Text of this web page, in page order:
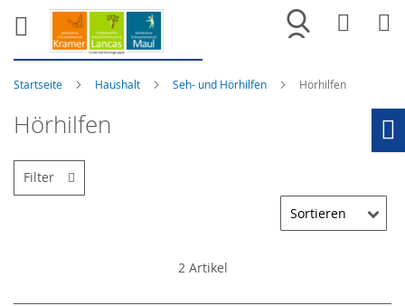
Merkliste
Startseite Haushalt Seh- und Hörhilfen Hörhilfen
Hörhilfen
2Artikel
Filter